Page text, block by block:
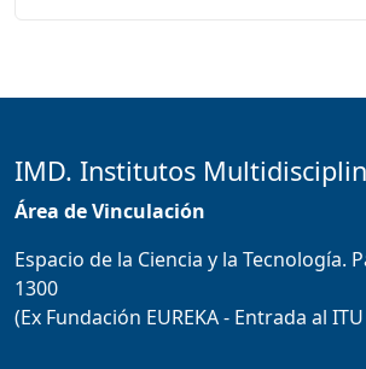
IMD. Institutos
Área de Vinculación
Espacio de la Ciencia y la Tecnología.
1300
(Ex Fundación EUREKA - Entrada al